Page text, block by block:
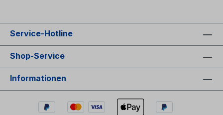
Service-Hotline
Shop-Service
Informationen